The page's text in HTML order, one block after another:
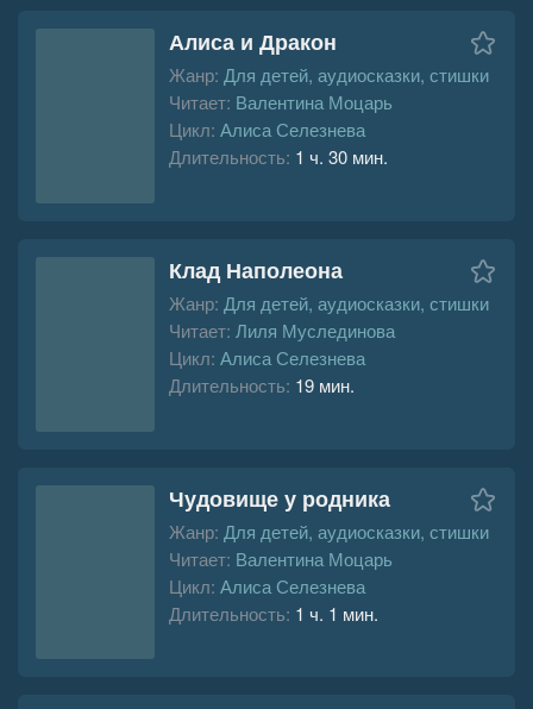
Алиса и Дракон
Жанр: Для детей, аудиосказки, стишки
Читает: Валентина Моцарь
Цикл: Алиса Селезнева
Длительность: 1 ч. 30 мин.
Клад Наполеона
Жанр: Для детей, аудиосказки, стишки
Читает: Лиля Муслединова
Цикл: Алиса Селезнева
Длительность: 19 мин.
Чудовище у родника
Жанр: Для детей, аудиосказки, стишки
Читает: Валентина Моцарь
Цикл: Алиса Селезнева
Длительность: 1 ч. 1 мин.